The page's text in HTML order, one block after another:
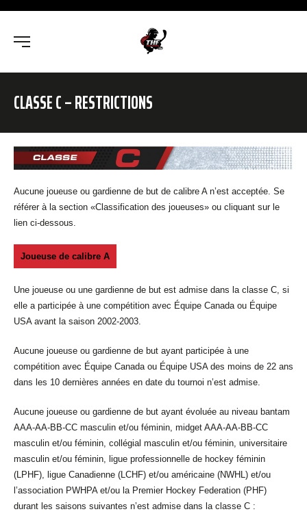
CLASSE C – RESTRICTIONS
Aucune joueuse ou gardienne de but de calibre A n’est acceptée. Se
référer à la section «Classification des joueuses» ou cliquant sur le
lien ci-dessous.
Joueuse de calibre A
Une joueuse ou une gardienne de but est admise dans la classe C, si
elle a participée à une compétition avec Équipe Canada ou Équipe
USA avant la saison 2002-2003.
Aucune joueuse ou gardienne de but ayant participée à une
compétition avec Équipe Canada ou Équipe USA des moins de 22 ans
dans les 10 dernières années en date du tournoi n’est admise.
Aucune joueuse ou gardienne de but ayant évoluée au niveau bantam
AAA-AA-BB-CC masculin et/ou féminin, midget AAA-AA-BB-CC
masculin et/ou féminin, collégial masculin et/ou féminin, universitaire
masculin et/ou féminin,
ligue professionnelle de hockey féminin
(LPHF),
ligue Canadienne (LCHF) et/ou américaine (NWHL) et/ou
l’association PWHPA et/ou la Premier Hockey Federation (PHF)
durant les saisons suivantes n’est admise dans la classe C :